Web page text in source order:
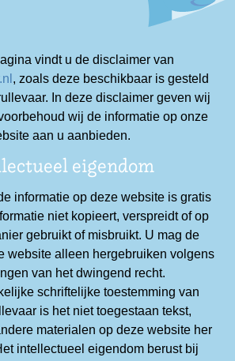
vindt u de disclaimer van
, zoals deze beschikbaar is gesteld
In deze disclaimer geven wij
wij de informatie op onze
aan u aanbieden.
eigendom
informatie op deze website is gratis
niet kopieert, verspreidt of op
gebruikt of misbruikt. U mag de
website alleen hergebruiken volgens
van het dwingend recht.
schriftelijke toestemming van
is het niet toegestaan tekst,
materialen op deze website her
intellectueel eigendom berust bij